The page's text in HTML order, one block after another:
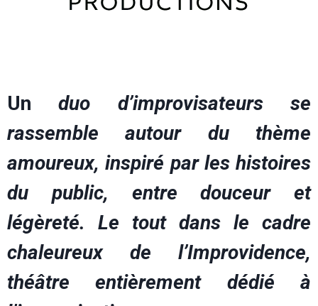
Un duo d’improvisateurs se
rassemble autour du thème
amoureux, inspiré par les histoires
du public, entre douceur et
légèreté. Le tout dans le cadre
chaleureux de l’Improvidence,
théâtre entièrement dédié à